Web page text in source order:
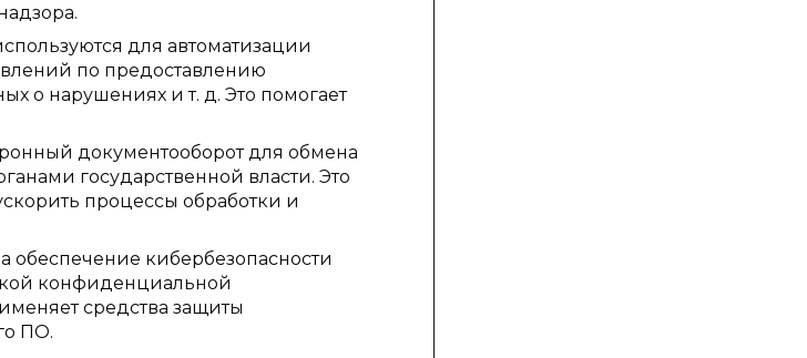
для автоматизации
по предоставлению
о нарушениях и т. д. Это помогает
документооборот для обмена
государственной власти. Это
процессы обработки и
обеспечение кибербезопасности
конфиденциальной
средства защиты
ПО.